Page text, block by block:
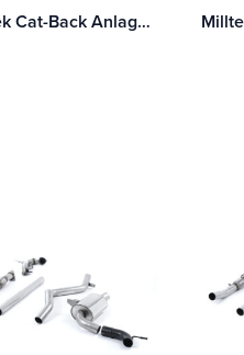
Milltek Cat-Back Anlage Renault Mégane Renaultsport 280 (Ohne-(Fahrzeuge mit OPF) Mit TÜV / ECE Zulassung!